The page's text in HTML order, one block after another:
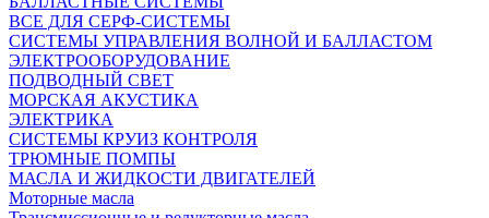
ВСЕ ДЛЯ СЕРФ-СИСТЕМЫ
СИСТЕМЫ УПРАВЛЕНИЯ ВОЛНОЙ И БАЛЛАСТОМ
ЭЛЕКТРООБОРУДОВАНИЕ
ПОДВОДНЫЙ СВЕТ
МОРСКАЯ АКУСТИКА
ЭЛЕКТРИКА
СИСТЕМЫ КРУИЗ КОНТРОЛЯ
ТРЮМНЫЕ ПОМПЫ
МАСЛА И ЖИДКОСТИ ДВИГАТЕЛЕЙ
Моторные масла